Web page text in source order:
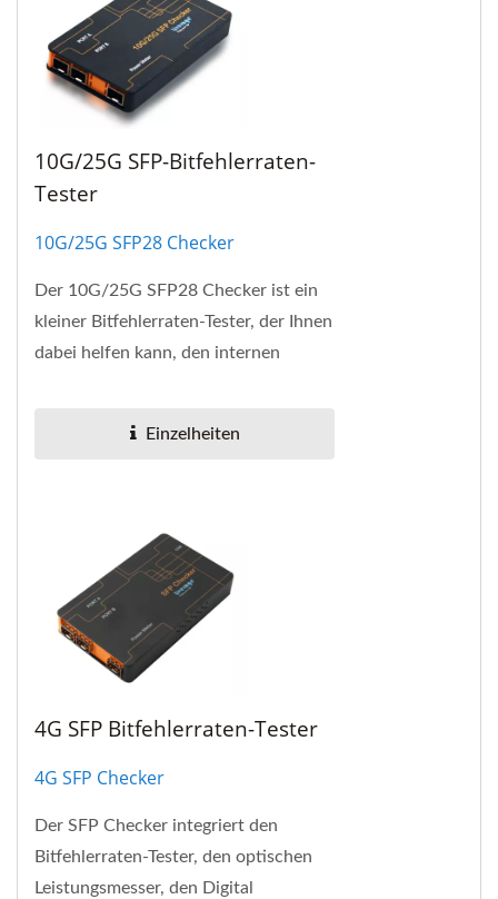
10G/25G SFP-Bitfehlerraten-
Tester
10G/25G SFP28 Checker
Der 10G/25G SFP28 Checker ist ein
kleiner Bitfehlerraten-Tester, der Ihnen
dabei helfen kann, den internen
Einzelheiten
4G SFP Bitfehlerraten-Tester
4G SFP Checker
Der SFP Checker integriert den
Bitfehlerraten-Tester, den optischen
Leistungsmesser, den Digital